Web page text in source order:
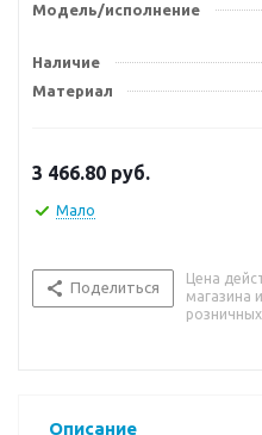
Модель/исполнение
Наличие
Материал
3 466.80 руб.
Мало
Поделиться
Цена
магазина
Описание